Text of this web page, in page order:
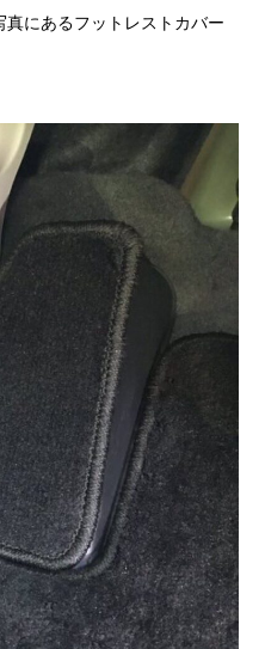
にあるフットレストカバー